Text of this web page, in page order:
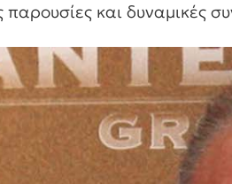
και δυναμικές